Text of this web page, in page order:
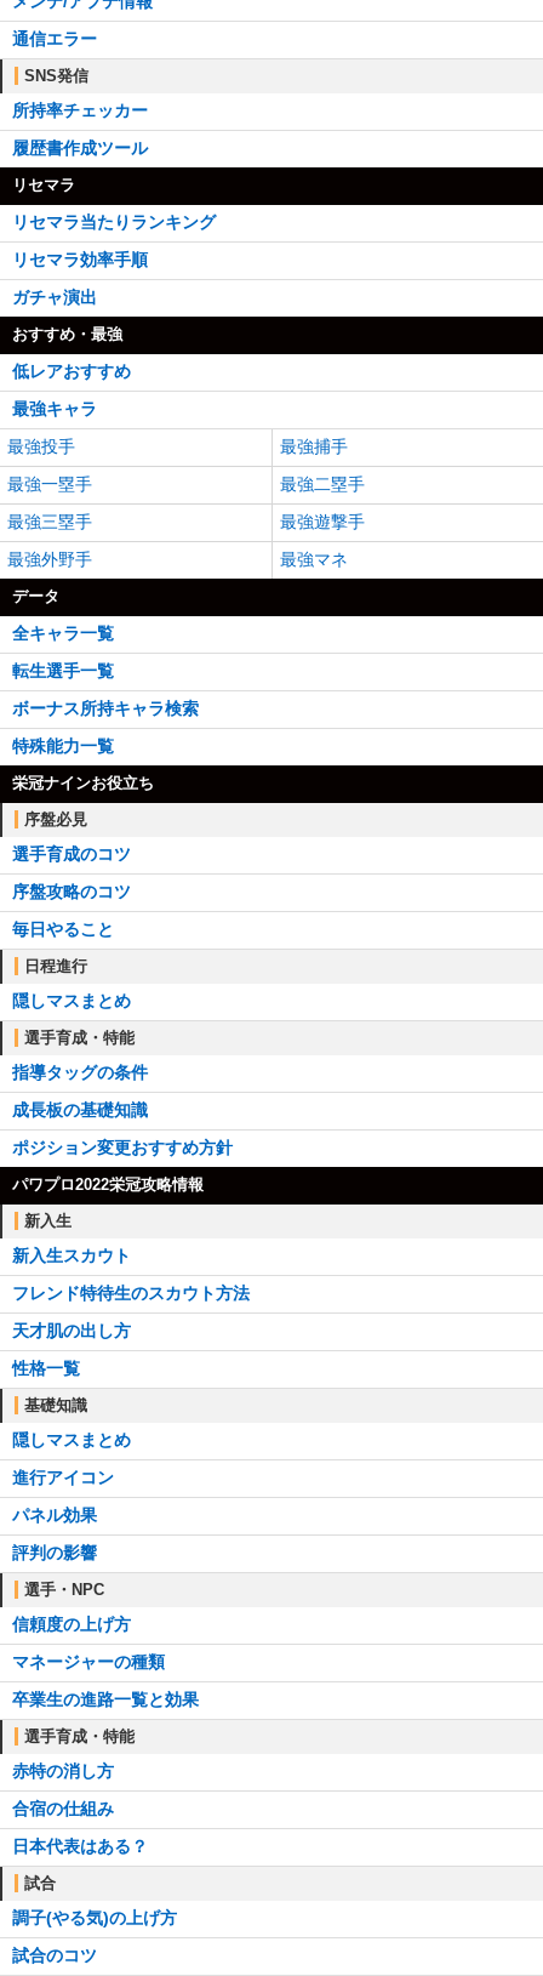
通信エラー
SNS発信
所持率チェッカー
履歴書作成ツール
リセマラ
リセマラ当たりランキング
リセマラ効率手順
ガチャ演出
おすすめ・最強
低レアおすすめ
最強キャラ
最強投手
最強捕手
最強一塁手
最強二塁手
最強三塁手
最強遊撃手
最強外野手
最強マネ
データ
全キャラ一覧
転生選手一覧
ボーナス所持キャラ検索
特殊能力一覧
栄冠ナインお役立ち
序盤必見
選手育成のコツ
序盤攻略のコツ
毎日やること
日程進行
隠しマスまとめ
選手育成・特能
指導タッグの条件
成長板の基礎知識
ポジション変更おすすめ方針
パワプロ2022栄冠攻略情報
新入生
新入生スカウト
フレンド特待生のスカウト方法
天才肌の出し方
性格一覧
基礎知識
隠しマスまとめ
進行アイコン
パネル効果
評判の影響
選手・NPC
信頼度の上げ方
マネージャーの種類
卒業生の進路一覧と効果
選手育成・特能
赤特の消し方
合宿の仕組み
日本代表はある？
試合
調子(やる気)の上げ方
試合のコツ